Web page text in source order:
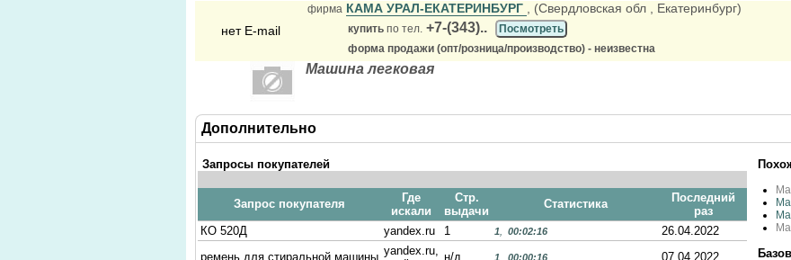
нет E-mail
фирма КАМА УРАЛ-ЕКАТЕРИНБУРГ , (Свердловская обл , Екатеринбург)
купить по тел. +7-(343)..
Посмотреть
форма продажи (опт/розница/производство) - неизвестна
Машина легковая
Дополнительно
Запросы покупателей
Запрос покупателя
Где
искали
Стр.
выдачи
Статистика
Последний
раз
КО 520Д
yandex.ru 1 1 00:02:16
26.04.2022
ремень для стиральной машины yandex.ru, н/д 1 00:00:16 07.04.2022